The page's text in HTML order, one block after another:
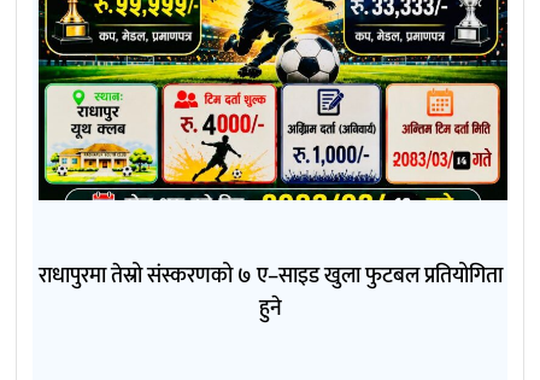
राधापुरमा तेस्रो संस्करणको ७ ए–साइड खुला फुटबल प्रतियोगिता
हुने